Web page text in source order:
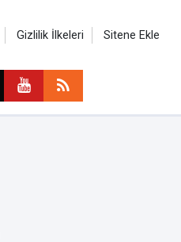
Gizlilik İlkeleri Sitene Ekle